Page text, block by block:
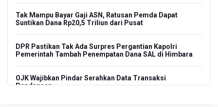
Tak Mampu Bayar Gaji ASN, Ratusan Pemda Dapat
Suntikan Dana Rp20,5 Triliun dari Pusat
DPR Pastikan Tak Ada Surpres Pergantian Kapolri
Pemerintah Tambah Penempatan Dana SAL di Himbara
OJK Wajibkan Pindar Serahkan Data Transaksi
Pendanaan